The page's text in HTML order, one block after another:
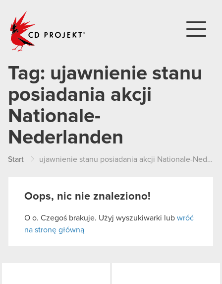
Tag: ujawnienie stanu
posiadania akcji
Nationale-
Nederlanden
Start ujawnienie stanu posiadania akcji Nationale-Nederlanden
Oops, nic nie znaleziono!
O o. Czegoś brakuje. Użyj wyszukiwarki lub wróć
na stronę główną